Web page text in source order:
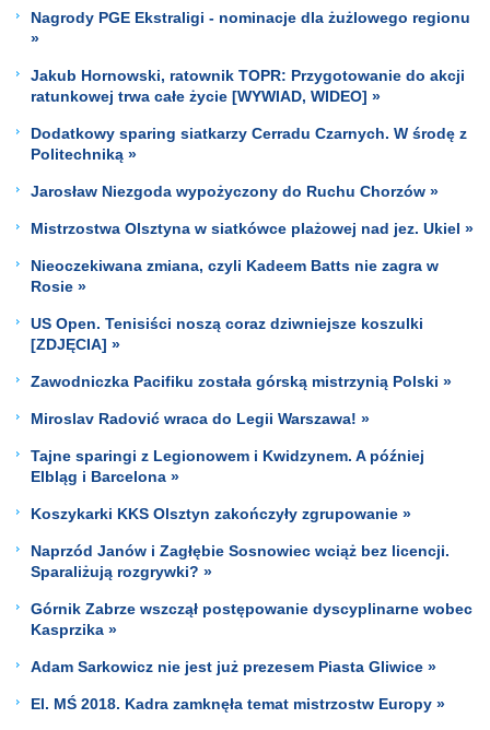
Nagrody PGE Ekstraligi - nominacje dla żużlowego regionu
»
Jakub Hornowski, ratownik TOPR: Przygotowanie do akcji
ratunkowej trwa całe życie [WYWIAD, WIDEO] »
Dodatkowy sparing siatkarzy Cerradu Czarnych. W środę z
Politechniką »
Jarosław Niezgoda wypożyczony do Ruchu Chorzów »
Mistrzostwa Olsztyna w siatkówce plażowej nad jez. Ukiel »
Nieoczekiwana zmiana, czyli Kadeem Batts nie zagra w
Rosie »
US Open. Tenisiści noszą coraz dziwniejsze koszulki
[ZDJĘCIA] »
Zawodniczka Pacifiku została górską mistrzynią Polski »
Miroslav Radović wraca do Legii Warszawa! »
Tajne sparingi z Legionowem i Kwidzynem. A później
Elbląg i Barcelona »
Koszykarki KKS Olsztyn zakończyły zgrupowanie »
Naprzód Janów i Zagłębie Sosnowiec wciąż bez licencji.
Sparaliżują rozgrywki? »
Górnik Zabrze wszczął postępowanie dyscyplinarne wobec
Kasprzika »
Adam Sarkowicz nie jest już prezesem Piasta Gliwice »
El. MŚ 2018. Kadra zamknęła temat mistrzostw Europy »